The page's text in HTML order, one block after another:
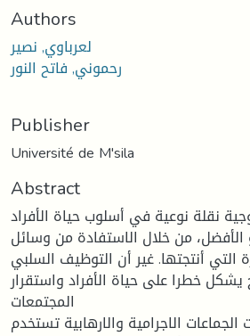
Authors
لعرباوي, نصير
رحموني, فاتح النور
Publisher
Université de M'sila
Abstract
نقلة نوعية في أسلوب حياة الأفراد
الأفضل، من خلال الاستفادة من وسائل
التي أنتجتها. غير أن التوظيف السلبي
خطرا على حياة الأفراد واستقرار
المجتمعات
الاجرامية والارهابية تستخدم